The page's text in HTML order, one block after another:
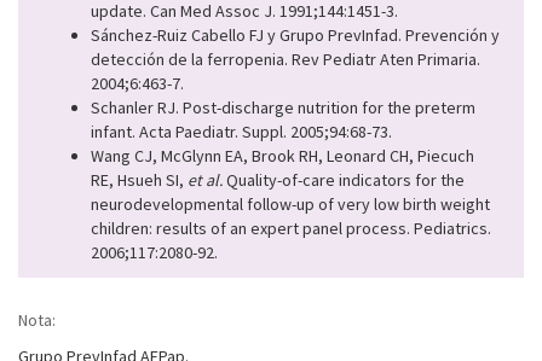
update. Can Med Assoc J. 1991;144:1451-3.
Sánchez-Ruiz Cabello FJ y Grupo PrevInfad. Prevención y
detección de la ferropenia. Rev Pediatr Aten Primaria.
2004;6:463-7.
Schanler RJ. Post-discharge nutrition for the preterm
infant. Acta Paediatr. Suppl. 2005;94:68-73.
Wang CJ, McGlynn EA, Brook RH, Leonard CH, Piecuch
RE, Hsueh SI, et al.Quality-of-care indicators for the
neurodevelopmental follow-up of very low birth weight
children: results of an expert panel process. Pediatrics.
2006;117:2080-92.
Nota:
Grupo PrevInfad AEPap.